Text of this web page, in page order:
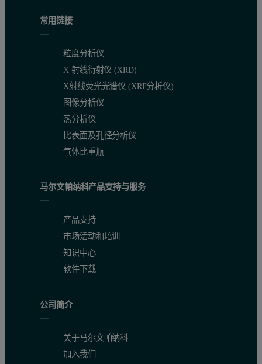
常用链接
粒度分析仪
X 射线衍射仪 (XRD)
X射线荧光光谱仪 (XRF分析仪)
图像分析仪
热分析仪
比表面及孔径分析仪
气体比重瓶
马尔文帕纳科产品支持与服务
产品支持
市场活动和培训
知识中心
软件下载
公司简介
关于马尔文帕纳科
加入我们